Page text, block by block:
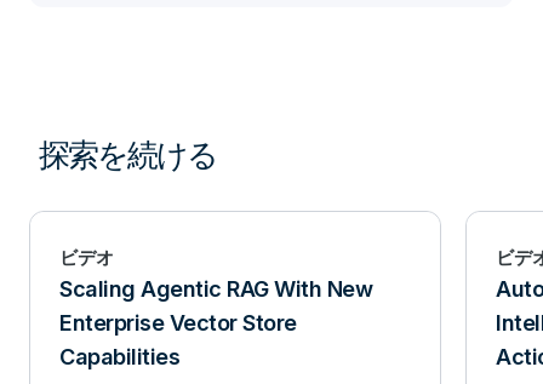
探索を続ける
ビデオ
Scaling Agentic RAG With New
Enterprise Vector Store
Capabilities
ビデ